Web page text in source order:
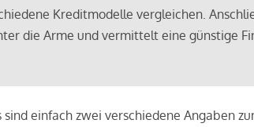
Kreditmodelle vergleichen.
die Arme und vermittelt eine günstige
sind einfach zwei verschiedene Angaben